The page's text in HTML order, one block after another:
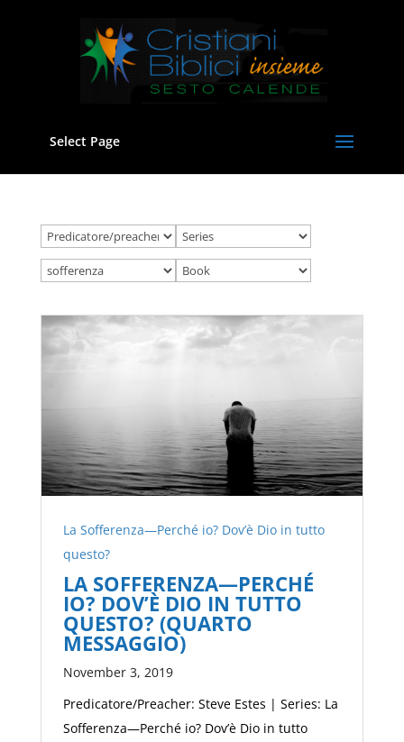
Select Page
La Sofferenza—Perché io? Dov’è Dio in tutto
questo?
LA SOFFERENZA—PERCHÉ
IO? DOV’È DIO IN TUTTO
QUESTO? (QUARTO
MESSAGGIO)
November 3, 2019
Predicatore/Preacher: Steve Estes | Series: La
Sofferenza—Perché io? Dov’è Dio in tutto